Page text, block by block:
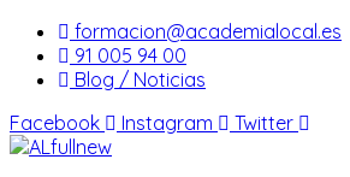
Saltar
contenido
formacion@academialocal.es
91 005 94 00
Blog / Noticias
Facebook
Instagram Twitter